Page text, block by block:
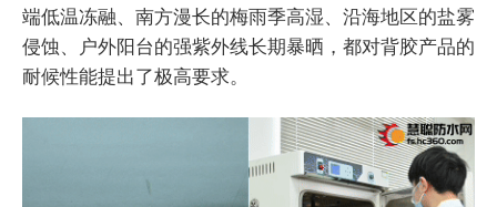
端低温冻融、南方漫长的梅雨季高湿、沿海地区的盐雾
侵蚀、户外阳台的强紫外线长期暴晒，都对背胶产品的
耐候性能提出了极高要求。